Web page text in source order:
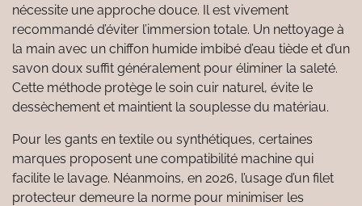
nécessite une approche douce. Il est vivement
recommandé d’éviter l’immersion totale. Un nettoyage à
la main avec un chiffon humide imbibé d’eau tiède et d’un
savon doux suffit généralement pour éliminer la saleté.
Cette méthode protège le soin cuir naturel, évite le
dessèchement et maintient la souplesse du matériau.
Pour les gants en textile ou synthétiques, certaines
marques proposent une compatibilité machine qui
facilite le lavage. Néanmoins, en 2026, l’usage d’un filet
protecteur demeure la norme pour minimiser les